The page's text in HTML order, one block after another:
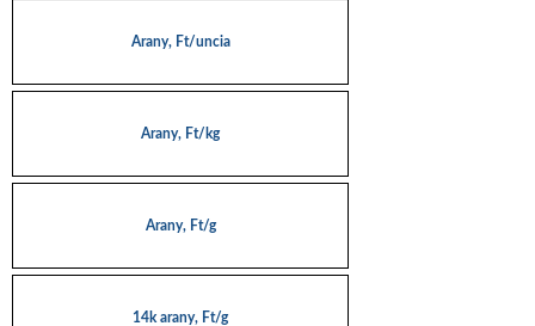
Arany, Ft/uncia
Arany, Ft/kg
Arany, Ft/g
14k arany, Ft/g